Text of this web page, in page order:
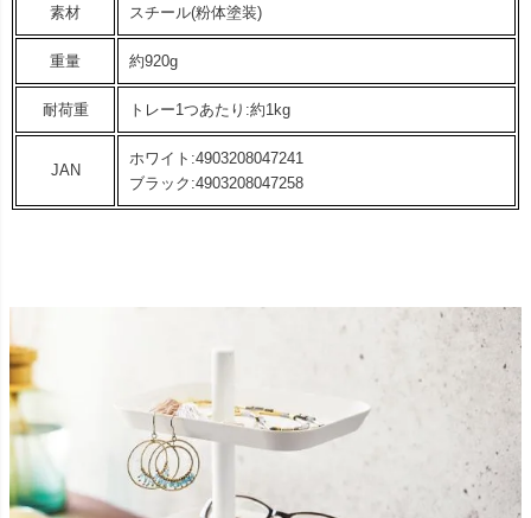
素材 スチール(粉体塗装)
重量 約920g
耐荷重 トレー1つあたり:約1kg
JAN
ホワイト:4903208047241
ブラック:4903208047258